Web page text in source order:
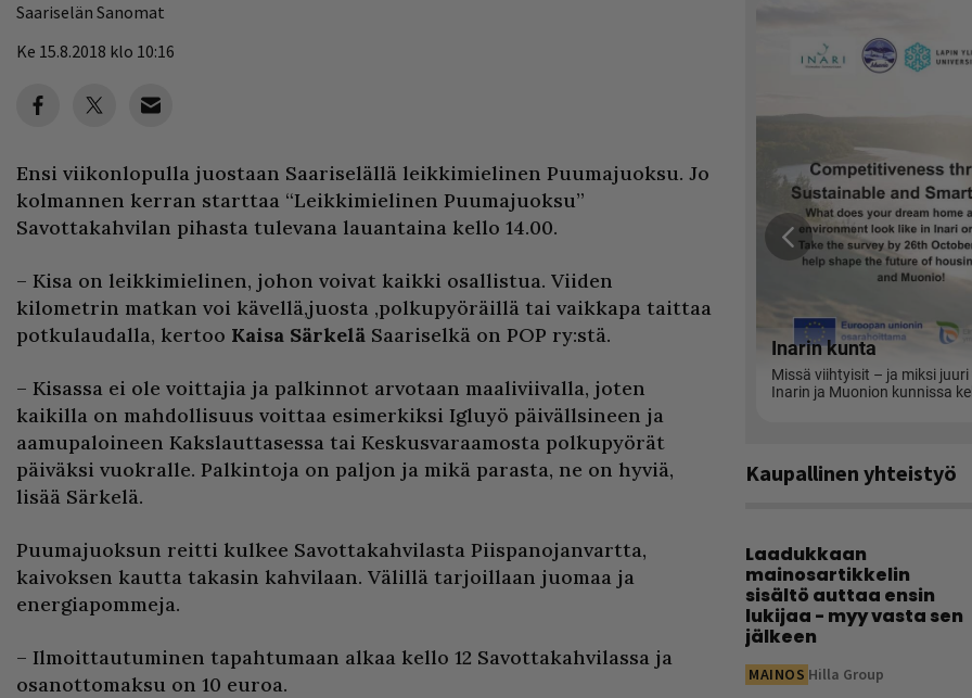
Saariselän Sanomat
Ke 15.8.2018 klo 10:16
Ensi viikonlopulla juostaan Saariselällä leikkimielinen Puumajuoksu. Jo
kolmannen kerran starttaa “Leikkimielinen Puumajuoksu”
Savottakahvilan pihasta tulevana lauantaina kello 14.00.
– Kisa on leikkimielinen, johon voivat kaikki osallistua. Viiden
kilometrin matkan voi kävellä,juosta ,polkupyöräillä tai vaikkapa taittaa
potkulaudalla, kertoo Kaisa Särkelä Saariselkä on POP ry:stä.
– Kisassa ei ole voittajia ja palkinnot arvotaan maaliviivalla, joten
kaikilla on mahdollisuus voittaa esimerkiksi Igluyö päivällsineen ja
aamupaloineen Kakslauttasessa tai Keskusvaraamosta polkupyörät
päiväksi vuokralle. Palkintoja on paljon ja mikä parasta, ne on hyviä,
lisää Särkelä.
Puumajuoksun reitti kulkee Savottakahvilasta Piispanojanvartta,
kaivoksen kautta takasin kahvilaan. Välillä tarjoillaan juomaa ja
energiapommeja.
– Ilmoittautuminen tapahtumaan alkaa kello 12 Savottakahvilassa ja
osanottomaksu on 10 euroa.
Kaupallinen yhteistyö
Laadukkaan
mainosartikkelin
sisältö auttaa ensin
lukijaa - myy vasta sen
jälkeen
MAINOS Hilla Group